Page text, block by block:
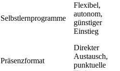
Selbstlernprogramme
Flexibel,
autonom,
günstiger
Einstieg
Präsenzformat
Direkter
Austausch,
punktuelle